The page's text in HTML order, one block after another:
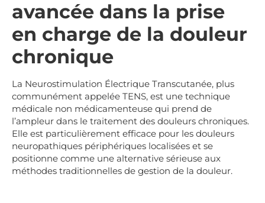
avancée dans la prise
en charge de la douleur
chronique
La Neurostimulation Électrique Transcutanée, plus
communément appelée TENS, est une technique
médicale non médicamenteuse qui prend de
l’ampleur dans le traitement des douleurs chroniques.
Elle est particulièrement efficace pour les douleurs
neuropathiques périphériques localisées et se
positionne comme une alternative sérieuse aux
méthodes traditionnelles de gestion de la douleur.